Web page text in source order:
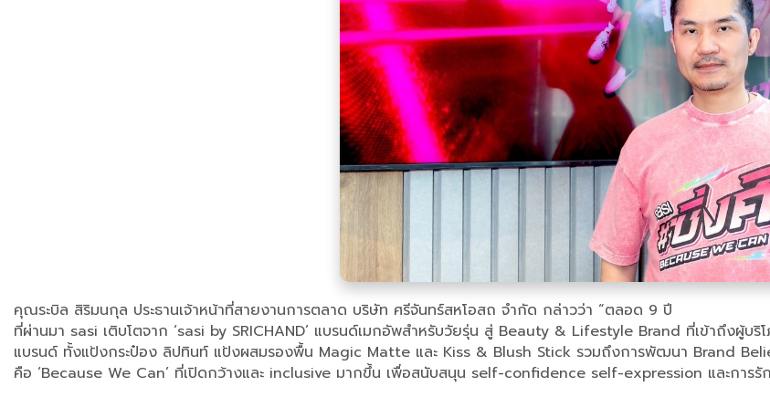
คุณระบิล สิริมนกุล ประธานเจ้าหน้าที่สายงานการตลาด บริษัท ศรีจันทร์สหโอสถ จำกัด กล่าวว่า “ตลอด 9 ปี
ที่ผ่านมา sasi เติบโตจาก ‘sasi by SRICHAND’ แบรนด์เมกอัพสำหรับวัยรุ่น สู่ Beauty & Lifestyle Brand ที่เข้าถึงผู้บ
แบรนด์ ทั้งแป้งกระป๋อง ลิปทินท์ แป้งผสมรองพื้น Magic Matte และ Kiss & Blush Stick รวมถึงการพัฒนา Brand
คือ ‘Because We Can’ ที่เปิดกว้างและ inclusive มากขึ้น เพื่อสนับสนุน self-confidence self-expression และการรั